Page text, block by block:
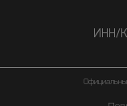
ИНН/